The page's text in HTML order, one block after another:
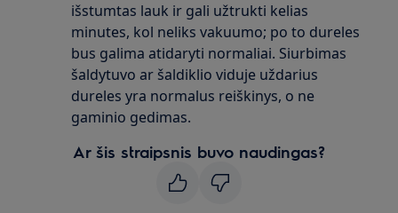
išstumtas lauk ir gali užtrukti kelias
minutes, kol neliks vakuumo; po to dureles
bus galima atidaryti normaliai. Siurbimas
šaldytuvo ar šaldiklio viduje uždarius
dureles yra normalus reiškinys, o ne
gaminio gedimas.
Ar šis straipsnis buvo naudingas?